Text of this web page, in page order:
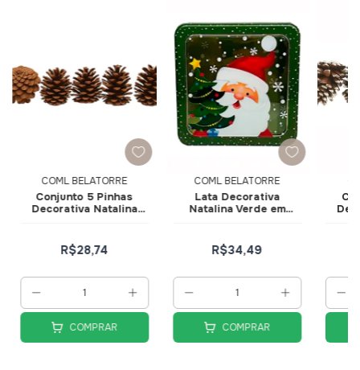
COML BELATORRE
Conjunto 5 Pinhas
Decorativa Natalina
R$28,74
COMPRAR
COML BELATORRE
Lata Decorativa
Natalina Verde em
R$34,49
COMPRAR